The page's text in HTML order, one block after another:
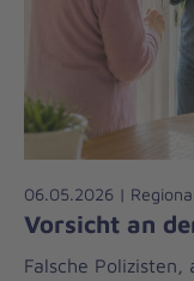
06.05.2026 |
Vorsicht an
Falsche